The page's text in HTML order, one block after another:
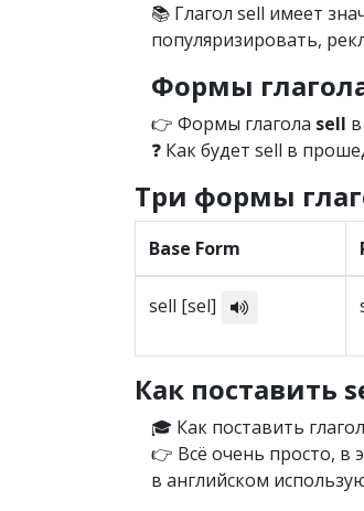
📚 Глагол sell имеет
популяризировать,
Формы
👉 Формы глагола sell
❓ Как будет sell в
Три формы
Base Form
sell [sel]
Как поставить
🎓 Как поставить глагол
👉 Всё очень просто, в
в английском